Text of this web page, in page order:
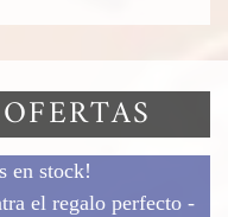
en stock!
el regalo perfecto -